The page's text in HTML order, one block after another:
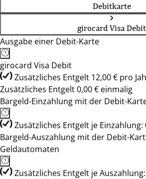
Debitkarte
girocard Visa Debit
Ausgabe einer Debit-Karte
girocard Visa Debit
Zusätzliches Entgelt 12,00 € pro
Zusätzliches Entgelt 0,00 € einmalig
Bargeld-Einzahlung mit der Debit-
Zusätzliches Entgelt je Einzahlung:
Bargeld-Auszahlung mit der Debit-
Geldautomaten
Zusätzliches Entgelt je